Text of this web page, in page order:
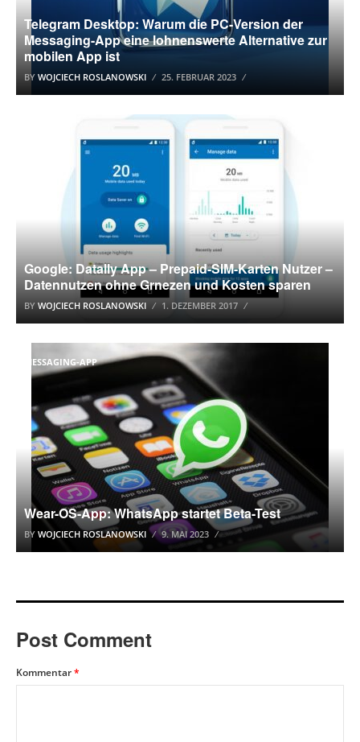
Telegram Desktop: Warum die PC-Version der
Messaging-App eine lohnenswerte Alternative zur
mobilen App ist
BY WOJCIECH ROSLANOWSKI 25. FEBRUAR 2023
Google: Datally App – Prepaid-SIM-Karten Nutzer –
Datennutzen ohne Grnezen und Kosten sparen
BY WOJCIECH ROSLANOWSKI 1. DEZEMBER 2017
MESSAGING-APP
Wear-OS-App: WhatsApp startet Beta-Test
BY WOJCIECH ROSLANOWSKI 9. MAI 2023
Post Comment
Kommentar*